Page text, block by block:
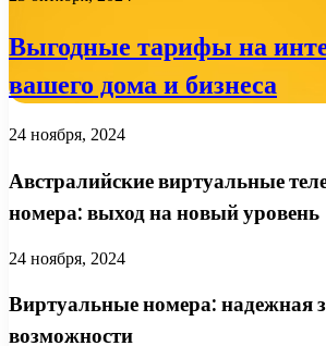
Выгодные тарифы на
вашего дома и бизнеса
24 ноября, 2024
Австралийские виртуальные
номера: выход на новый уровень
24 ноября, 2024
Виртуальные номера: надежная
возможности